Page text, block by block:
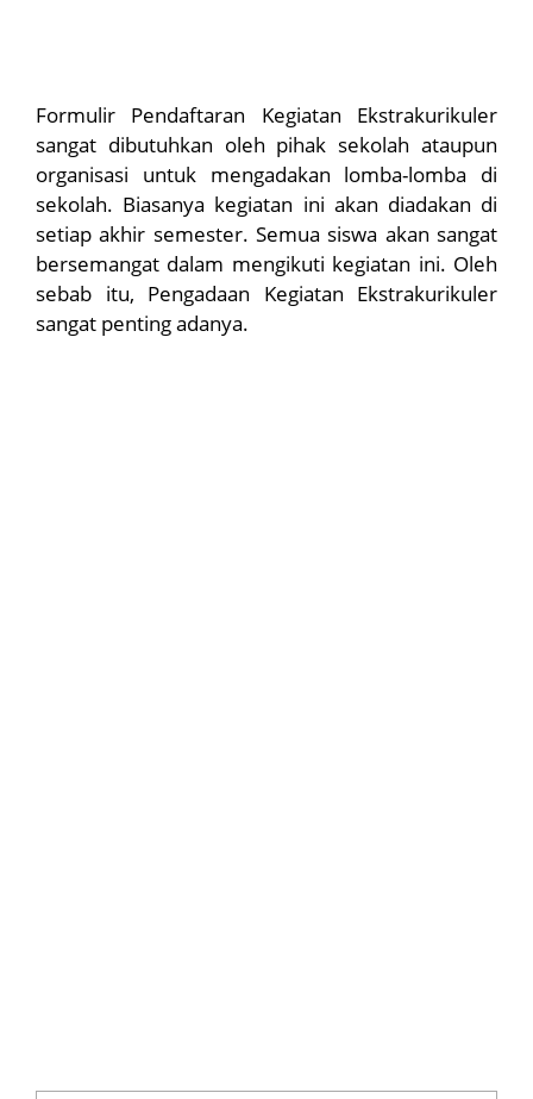
Formulir Pendaftaran Kegiatan Ekstrakurikuler
sangat dibutuhkan oleh pihak sekolah ataupun
organisasi untuk mengadakan lomba-lomba di
sekolah. Biasanya kegiatan ini akan diadakan di
setiap akhir semester. Semua siswa akan sangat
bersemangat dalam mengikuti kegiatan ini. Oleh
sebab itu, Pengadaan Kegiatan Ekstrakurikuler
sangat penting adanya.